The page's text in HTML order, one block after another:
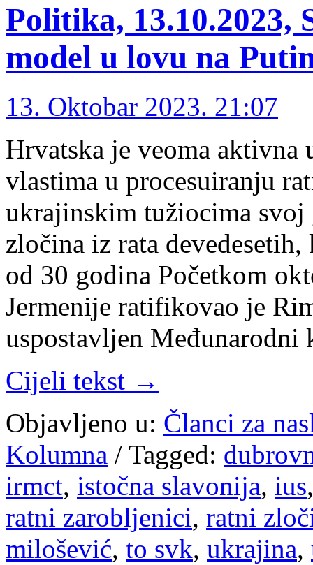
Politika, 13.10.2023,
model u lovu na
13. Oktobar 2023. 21:07
Hrvatska je veoma
vlastima u procesuiranju
ukrajinskim tužiocima svoj
zločina iz rata
od 30 godina Početkom
Jermenije ratifikovao je
uspostavljen
Cijeli tekst →
Objavljeno u: Članci za
Kolumna / Tagged:
irmct, istočna slavonija, ius
ratni zarobljenici, ratni
milošević, to svk, ukrajina,